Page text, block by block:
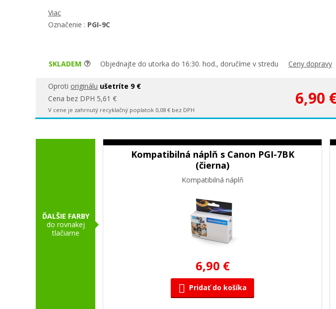
Viac
Označenie : PGI-9C
SKLADEM Objednajte do utorka do 16:30. hod., doručíme v stredu Ceny dopravy
Oproti originálu ušetríte 9 €
Cena bez DPH 5,61 €
V cene je zahrnutý recyklačný poplatok 0,08 € bez DPH
6,90
ĎALŠIE FARBY
do rovnakej
tlačiarne
Kompatibilná náplň s Canon PGI-7BK
(čierna)
Kompatibilná náplň
6,90 €
Pridať do košíka